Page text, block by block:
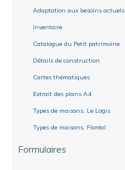
Adaptation aux besoins actuels
Inventaire
Catalogue du Petit patrimoine
Détails de construction
Cartes thématiques
Extrait des plans A4
Types de maisons, Le Logis
Types de maisons, Floréal
Formulaires